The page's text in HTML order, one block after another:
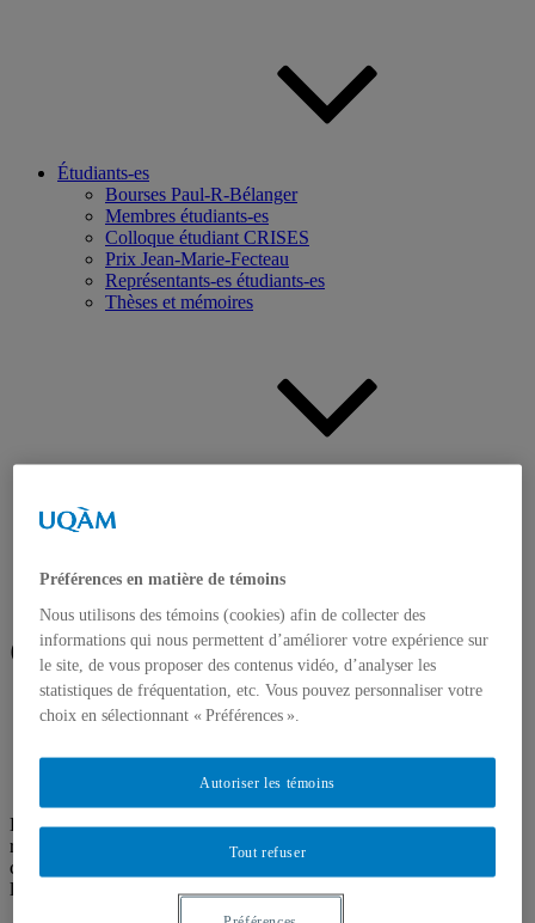
Étudiants-es
Bourses Paul-R-Bélanger
Membres étudiants-es
Colloque étudiant CRISES
Prix Jean-Marie-Fecteau
Représentants-es étudiants-es
Thèses et mémoires
Publications des membres
Cahiers du CRISES
EN
Cahiers du CRISES
Les Cahiers du CRISES présentent les résultats de différentes
recherches menées par les membres du CRISES et leurs
collaborateurs depuis 1990. On dénombre près de 500 cahiers, dont
la majorité est téléchargeable gratuitement en format PDF.
Préférences en matière de témoins
Nous utilisons des témoins (cookies) afin de collecter des
informations qui nous permettent d’améliorer votre expérience sur
le site, de vous proposer des contenus vidéo, d’analyser les
statistiques de fréquentation, etc. Vous pouvez personnaliser votre
choix en sélectionnant « Préférences ».
Tout refuser
Autoriser les témoins